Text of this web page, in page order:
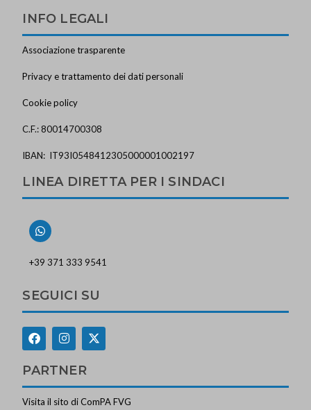
INFO LEGALI
Associazione trasparente
Privacy e trattamento dei dati personali
Cookie policy
C.F.: 80014700308
IBAN: IT93I0548412305000001002197
LINEA DIRETTA PER I SINDACI
+39 371 333 9541
SEGUICI SU
PARTNER
Visita il sito di ComPA FVG